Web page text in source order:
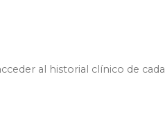
al historial clínico de cada